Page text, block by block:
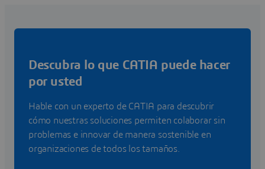
Descubra lo que CATIA puede hacer
por usted
Hable con un experto de CATIA para descubrir
cómo nuestras soluciones permiten colaborar sin
problemas e innovar de manera sostenible en
organizaciones de todos los tamaños.